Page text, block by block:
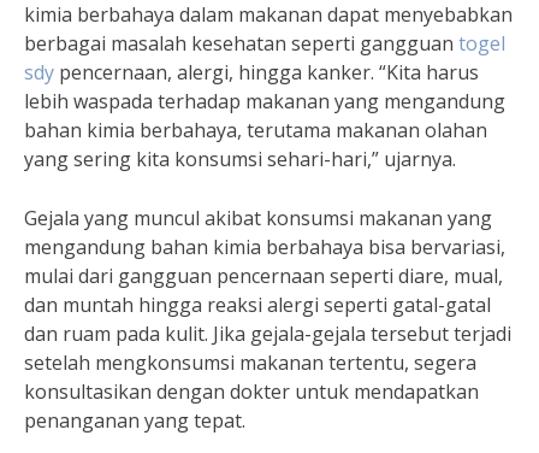
kimia berbahaya dalam makanan dapat menyebabkan
berbagai masalah kesehatan seperti gangguan togel
sdy pencernaan, alergi, hingga kanker. “Kita harus
lebih waspada terhadap makanan yang mengandung
bahan kimia berbahaya, terutama makanan olahan
yang sering kita konsumsi sehari-hari,” ujarnya.
Gejala yang muncul akibat konsumsi makanan yang
mengandung bahan kimia berbahaya bisa bervariasi,
mulai dari gangguan pencernaan seperti diare, mual,
dan muntah hingga reaksi alergi seperti gatal-gatal
dan ruam pada kulit. Jika gejala-gejala tersebut terjadi
setelah mengkonsumsi makanan tertentu, segera
konsultasikan dengan dokter untuk mendapatkan
penanganan yang tepat.